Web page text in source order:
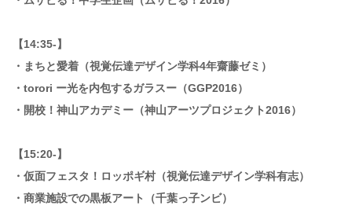
【14:35-】
・まちと愛着（視覚伝達デザイン学科4年齋藤ゼミ）
・torori ー光を内包するガラスー（GGP2016）
・開校！神山アカデミー（神山アーツプロジェクト2016）
【15:20-】
・仮面フェスタ！ロッポギ村（視覚伝達デザイン学科有志）
・商業施設での黒板アート（千葉っ子ンビ）